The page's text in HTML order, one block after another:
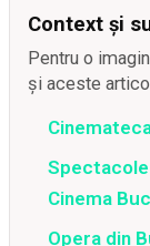
Context și
Pentru o
și aceste
Spectacole
Cinema
Opera din